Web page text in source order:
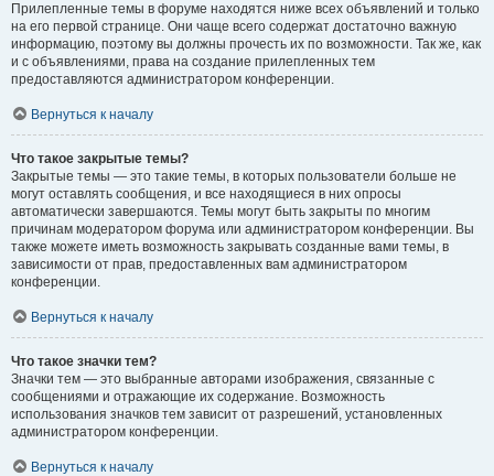
Прилепленные темы в форуме находятся ниже всех объявлений и только
на его первой странице. Они чаще всего содержат достаточно важную
информацию, поэтому вы должны прочесть их по возможности. Так же, как
и с объявлениями, права на создание прилепленных тем
предоставляются администратором конференции.
Вернуться к началу
Что такое закрытые темы?
Закрытые темы — это такие темы, в которых пользователи больше не
могут оставлять сообщения, и все находящиеся в них опросы
автоматически завершаются. Темы могут быть закрыты по многим
причинам модератором форума или администратором конференции. Вы
также можете иметь возможность закрывать созданные вами темы, в
зависимости от прав, предоставленных вам администратором
конференции.
Вернуться к началу
Что такое значки тем?
Значки тем — это выбранные авторами изображения, связанные с
сообщениями и отражающие их содержание. Возможность
использования значков тем зависит от разрешений, установленных
администратором конференции.
Вернуться к началу